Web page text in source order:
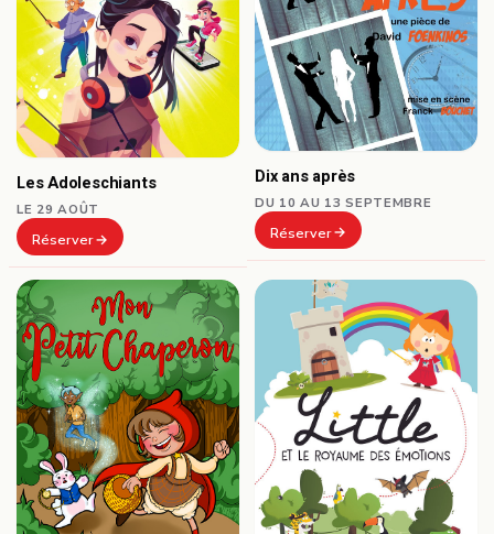
Les Adoleschiants
LE 29 AOÛT
Réserver
Dix ans après
DU 10 AU 13 SEPTEMBRE
Réserver